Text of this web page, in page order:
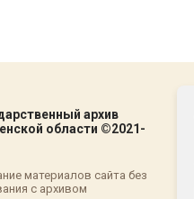
архив
области ©2021-
материалов сайта без
с архивом